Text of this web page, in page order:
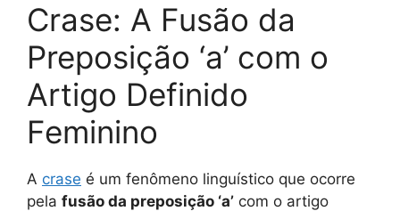
Crase: A Fusão da
Preposição ‘a’ com o
Artigo Definido
Feminino
A crase é um fenômeno linguístico que ocorre
pela fusão da preposição ‘a’ com o artigo